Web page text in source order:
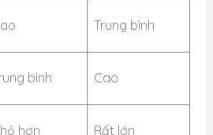
Trung bình
bình Cao
hơn Rất lớn